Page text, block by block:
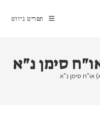
תפריט ניווט
סימן נ"א
או"ח סימן נ"א